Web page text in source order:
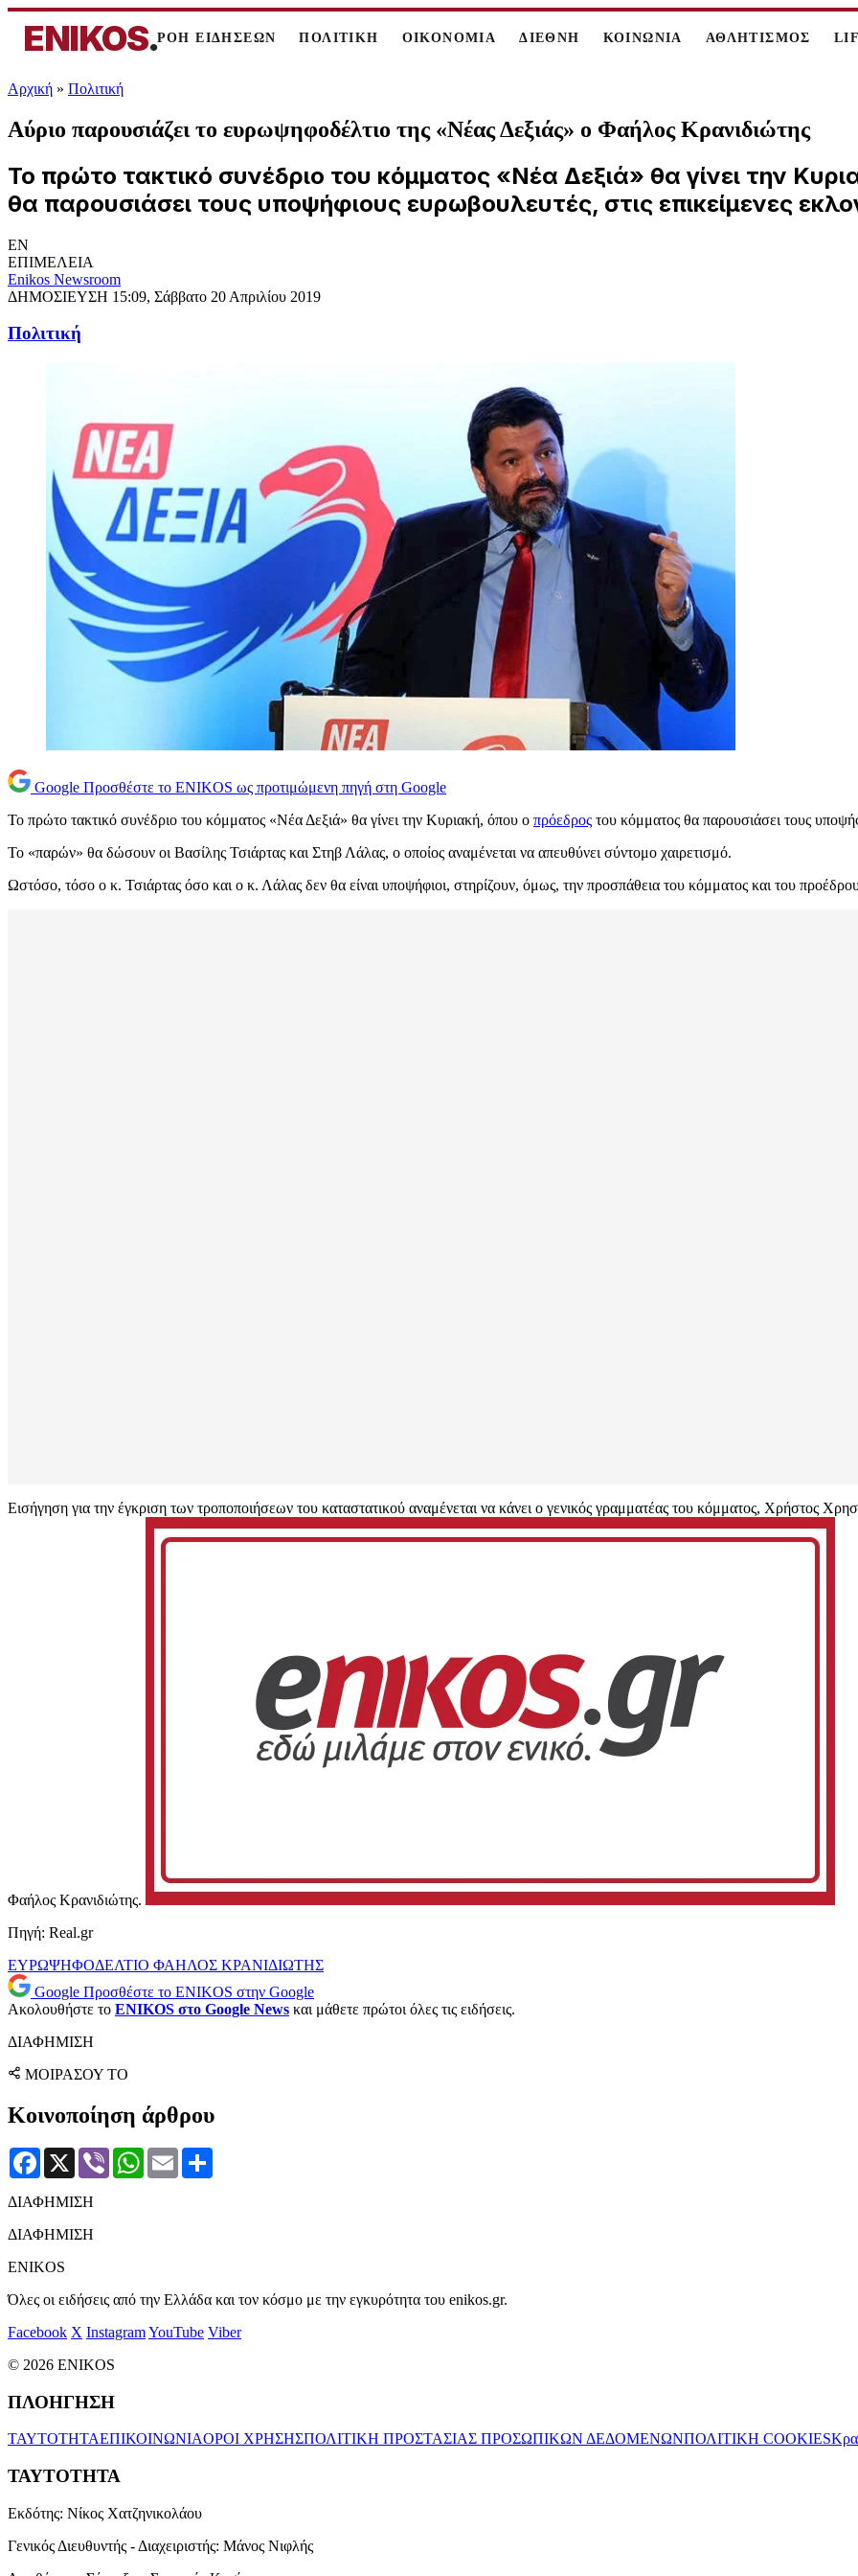
ENIKOS.ΡΟΗ ΕΙΔΗΣΕΩΝ ΠΟΛΙΤΙΚΗ ΟΙΚΟΝΟΜΙΑ ΔΙΕΘΝΗ ΚΟΙΝΩΝΙΑ ΑΘΛΗΤΙΣΜΟΣ
Αρχική » Πολιτική
Αύριο παρουσιάζει το ευρωψηφοδέλτιο της «Νέας Δεξιάς» ο Φαήλος Κρανιδιώτης
Το πρώτο τακτικό συνέδριο του κόμματος «Νέα Δεξιά» θα γίνει την
θα παρουσιάσει τους υποψήφιους ευρωβουλευτές, στις επικείμενες
EN
ΕΠΙΜΕΛΕΙΑ
Enikos Newsroom
ΔΗΜΟΣΙΕΥΣΗ 15:09, Σάββατο 20 Απριλίου 2019
Πολιτική
Google Προσθέστε το ENIKOS ως προτιμώμενη πηγή στη Google
Το πρώτο τακτικό συνέδριο του κόμματος «Νέα Δεξιά» θα γίνει την Κυριακή, όπου ο πρόεδρος του κόμματος θα παρουσιάσει τους
Το «παρών» θα δώσουν οι Βασίλης Τσιάρτας και Στηβ Λάλας, ο οποίος αναμένεται να απευθύνει σύντομο χαιρετισμό.
Ωστόσο, τόσο ο κ. Τσιάρτας όσο και ο κ. Λάλας δεν θα είναι υποψήφιοι, στηρίζουν, όμως, την προσπάθεια του κόμματος και του
Εισήγηση για την έγκριση των τροποποιήσεων του καταστατικού αναμένεται να κάνει ο γενικός γραμματέας του κόμματος, Χρήστος
Φαήλος Κρανιδιώτης.
Πηγή: Real.gr
ΕΥΡΩΨΗΦΟΔΕΛΤΙΟ ΦΑΗΛΟΣ ΚΡΑΝΙΔΙΩΤΗΣ
Google Προσθέστε το ENIKOS στην Google
Ακολουθήστε το ENIKOS στο Google News και μάθετε πρώτοι όλες τις ειδήσεις.
ΔΙΑΦΗΜΙΣΗ
ΜΟΙΡΑΣΟΥ ΤΟ
Κοινοποίηση άρθρου
Facebook
X Viber WhatsApp
Email
ΔΙΑΦΗΜΙΣΗ
ΔΙΑΦΗΜΙΣΗ
ENIKOS
Όλες οι ειδήσεις από την Ελλάδα και τον κόσμο με την εγκυρότητα του enikos.gr.
Facebook X InstagramYouTube Viber
© 2026 ENIKOS
ΠΛΟΗΓΗΣΗ
ΤΑΥΤΟΤΗΤΑΕΠΙΚΟΙΝΩΝΙΑΟΡΟΙ ΧΡΗΣΗΣΠΟΛΙΤΙΚΗ ΠΡΟΣΤΑΣΙΑΣ ΠΡΟΣΩΠΙΚΩΝ ΔΕΔΟΜΕΝΩΝΠΟΛΙΤΙΚΗ COOKIES
ΤΑΥΤΟΤΗΤΑ
Εκδότης: Νίκος Χατζηνικολάου
Γενικός Διευθυντής - Διαχειριστής: Μάνος Νιφλής